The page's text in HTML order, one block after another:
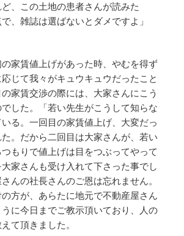
、この土地の患者さんが読みた
、雑誌は選ばないとダメですよ」
家賃値上げがあった時、やむを得ず
じて我々がキュウキュウだったこと
家賃交渉の際には、大家さんにこう
した。「若い先生がこうして知らな
る。一回目の家賃値上げ、大変だっ
。だから二回目は大家さんが、若い
もりで値上げは目をつぶってやって
家さんも受け入れて下さった事でし
んの社長さんのご恩は忘れません。
方が、あらたに地元で不動産屋さん
に今日までご教示頂いており、人の
て頂きました。